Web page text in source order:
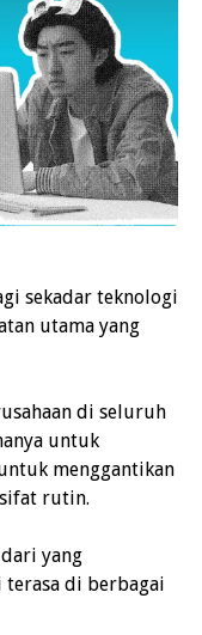
sekadar teknologi
utama yang
di seluruh
untuk
menggantikan
rutin.
yang
di berbagai